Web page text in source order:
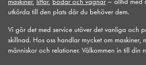
utkörda till den plats där du behöver dem.
Vi gör det med service utöver det vanliga och
skillnad. Hos oss handlar mycket om maskiner,
människor och relationer. Välkommen in till din